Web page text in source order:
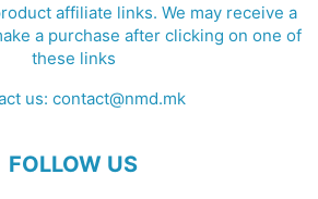
affiliate links. We may receive a
a purchase after clicking on one of
these links
us: contact@nmd.mk
FOLLOW US